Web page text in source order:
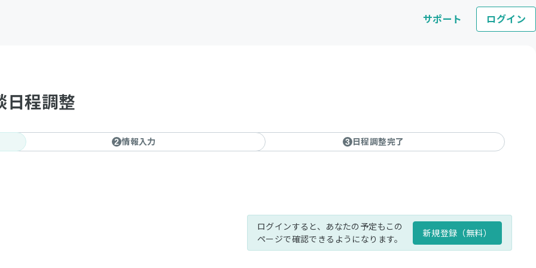
サポート ログイン
日程調整
2 情報入力 3 日程調整完了
ログインすると、あなたの予定もこの
ページで確認できるようになります。
新規登録（無料）